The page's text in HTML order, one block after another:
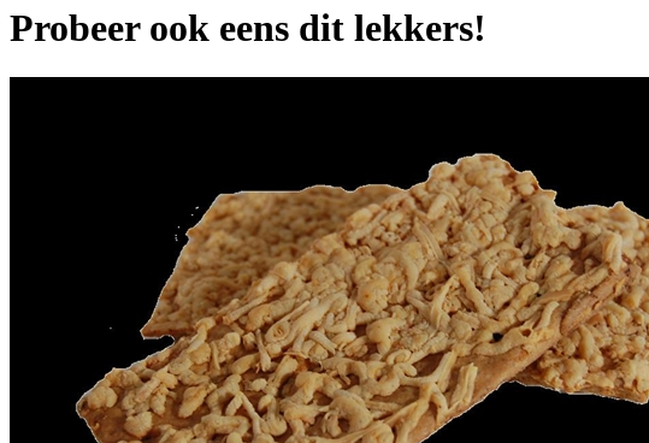
Probeer ook eens dit lekkers!